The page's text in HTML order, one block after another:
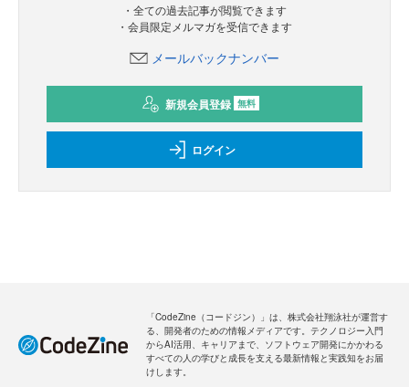
・全ての過去記事が閲覧できます
・会員限定メルマガを受信できます
メールバックナンバー
新規会員登録 無料
ログイン
「CodeZine（コードジン）」は、株式会社翔泳社が運営す
る、開発者のための情報メディアです。テクノロジー入門
からAI活用、キャリアまで、ソフトウェア開発にかかわる
すべての人の学びと成長を支える最新情報と実践知をお届
けします。